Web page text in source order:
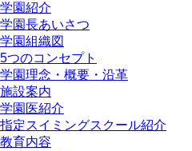
学園紹介
学園長あいさつ
学園組織図
5つのコンセプト
学園理念・概要・沿革
施設案内
学園医紹介
指定スイミングスクール紹介
教育内容